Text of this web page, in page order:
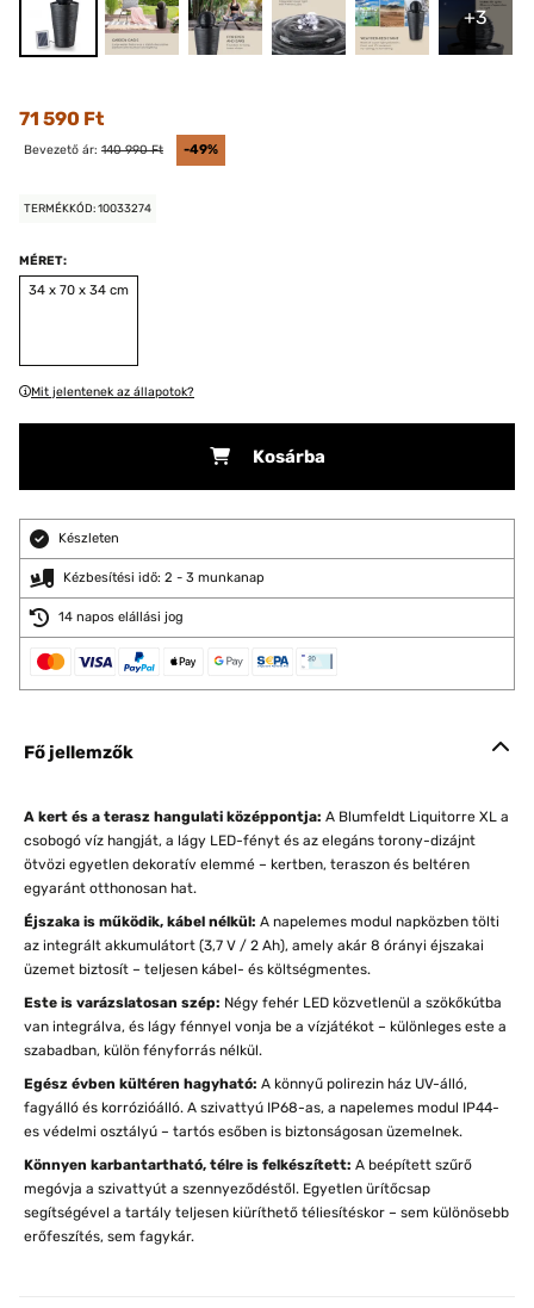
+3
71 590 Ft
Bevezető ár: 140 990 Ft -49%
TERMÉKKÓD: 10033274
MÉRET:
34 x 70 x 34 cm
Mit jelentenek az állapotok?
Kosárba
Készleten
Kézbesítési idő: 2 - 3 munkanap
14 napos elállási jog
Fő jellemzők
A kert és a terasz hangulati középpontja: A Blumfeldt Liquitorre XL a
csobogó víz hangját, a lágy LED-fényt és az elegáns torony-dizájnt
ötvözi egyetlen dekoratív elemmé – kertben, teraszon és beltéren
egyaránt otthonosan hat.
Éjszaka is működik, kábel nélkül: A napelemes modul napközben tölti
az integrált akkumulátort (3,7 V / 2 Ah), amely akár 8 órányi éjszakai
üzemet biztosít – teljesen kábel- és költségmentes.
Este is varázslatosan szép: Négy fehér LED közvetlenül a szökőkútba
van integrálva, és lágy fénnyel vonja be a vízjátékot – különleges este a
szabadban, külön fényforrás nélkül.
Egész évben kültéren hagyható: A könnyű polirezin ház UV-álló,
fagyálló és korrózióálló. A szivattyú IP68-as, a napelemes modul IP44-
es védelmi osztályú – tartós esőben is biztonságosan üzemelnek.
Könnyen karbantartható, télre is felkészített: A beépített szűrő
megóvja a szivattyút a szennyeződéstől. Egyetlen ürítőcsap
segítségével a tartály teljesen kiüríthető téliesítéskor – sem különösebb
erőfeszítés, sem fagykár.